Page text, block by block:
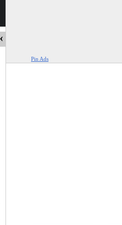
Pin Ads